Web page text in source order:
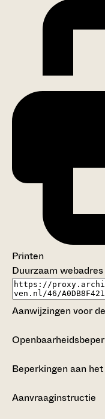
Printen
Duurzaam webadres
Aanwijzingen voor
Beperkingen aan
Aanvraaginstructie